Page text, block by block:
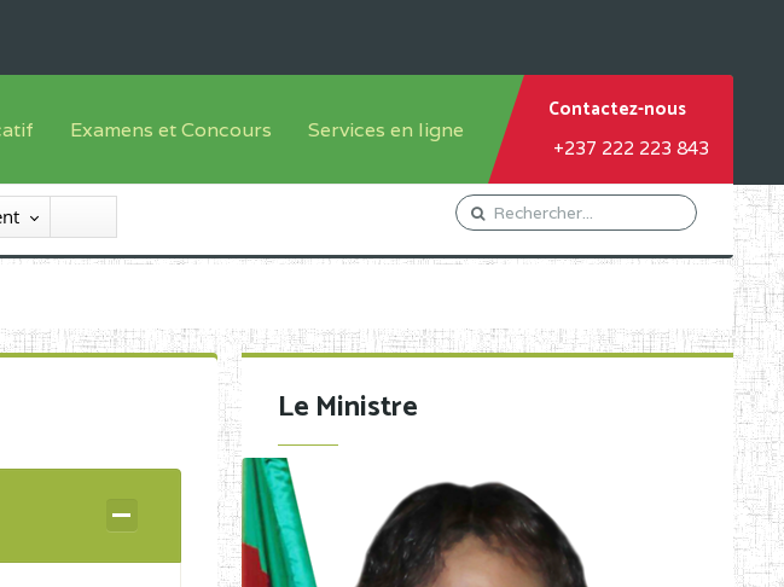
Sous système francophone
Examens et Concours
Inscriptions
Liste des candidats
Diplômes disponibles
Services en ligne
Orientation Conseil
Gestion du Personnel
Demande de subvention
Contactez-nous
+237 222 223 843
Le Ministre